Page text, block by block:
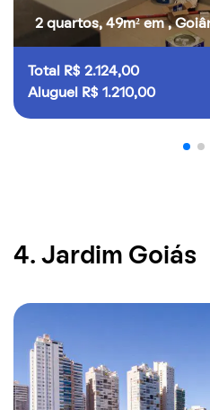
2 quartos, 49m² em ,
Total R$ 2.124,00
Aluguel R$ 1.210,00
4. Jardim Goiás